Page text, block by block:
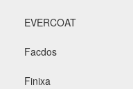
EVERCOAT
Facdos
Finixa
ab